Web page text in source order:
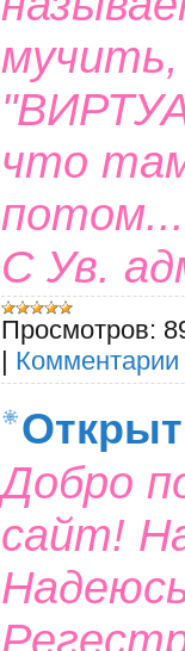
"
что
С Ув.
Просмотров:
| Комментарии
Добро
сайт!